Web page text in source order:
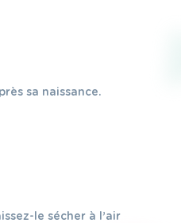
sa naissance.
le sécher à l’air